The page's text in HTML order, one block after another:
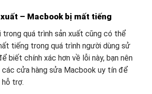
– Macbook bị mất tiếng
trong quá trình sản xuất cũng có thể
tiếng trong quá trình người dùng sử
biết chính xác hơn về lỗi này, bạn nên
cửa hàng sửa Macbook uy tín để
trợ.